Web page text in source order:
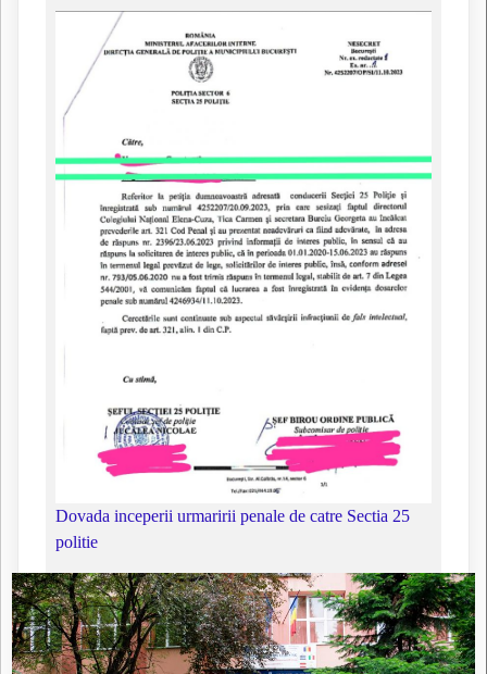
Dovada inceperii urmaririi penale de catre Sectia 25
politie